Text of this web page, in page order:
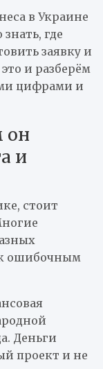
в Украине
где
заявку и
и разберём
цифрами и
он
и
стоит
ошибочным
Деньги
проект и не